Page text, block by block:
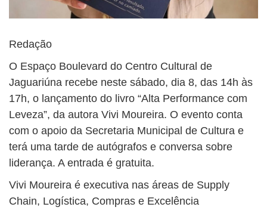
Redação
O Espaço Boulevard do Centro Cultural de
Jaguariúna recebe neste sábado, dia 8, das 14h às
17h, o lançamento do livro “Alta Performance com
Leveza”, da autora Vivi Moureira. O evento conta
com o apoio da Secretaria Municipal de Cultura e
terá uma tarde de autógrafos e conversa sobre
liderança. A entrada é gratuita.
Vivi Moureira é executiva nas áreas de Supply
Chain, Logística, Compras e Excelência